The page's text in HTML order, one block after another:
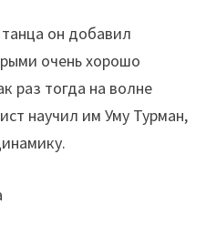
он добавил
очень хорошо
раз тогда на волне
научил им Уму Турман,